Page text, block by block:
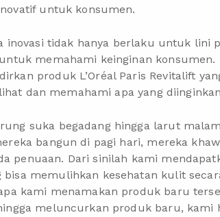
untuk konsumen.
inovasi tidak hanya berlaku untuk lini
memahami keinginan konsumen.
produk L’Oréal Paris Revitalift
dan memahami apa yang
suka begadang hingga larut
bangun di pagi hari, mereka
penuaan. Dari sinilah kami
memulihkan kesehatan kulit
kami menamakan produk baru
meluncurkan produk baru, kami